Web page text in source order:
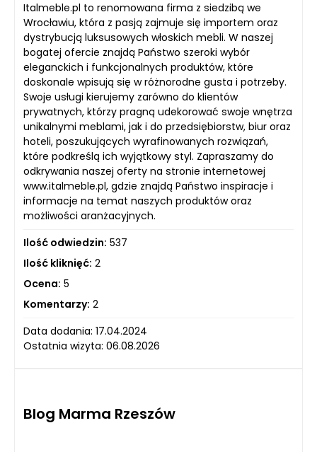
Italmeble.pl to renomowana firma z siedzibą we
Wrocławiu, która z pasją zajmuje się importem oraz
dystrybucją luksusowych włoskich mebli. W naszej
bogatej ofercie znajdą Państwo szeroki wybór
eleganckich i funkcjonalnych produktów, które
doskonale wpisują się w różnorodne gusta i potrzeby.
Swoje usługi kierujemy zarówno do klientów
prywatnych, którzy pragną udekorować swoje wnętrza
unikalnymi meblami, jak i do przedsiębiorstw, biur oraz
hoteli, poszukujących wyrafinowanych rozwiązań,
które podkreślą ich wyjątkowy styl. Zapraszamy do
odkrywania naszej oferty na stronie internetowej
www.italmeble.pl, gdzie znajdą Państwo inspiracje i
informacje na temat naszych produktów oraz
możliwości aranżacyjnych.
Ilość odwiedzin: 537
Ilość kliknięć: 2
Ocena: 5
Komentarzy: 2
Data dodania: 17.04.2024
Ostatnia wizyta: 06.08.2026
Blog Marma Rzeszów